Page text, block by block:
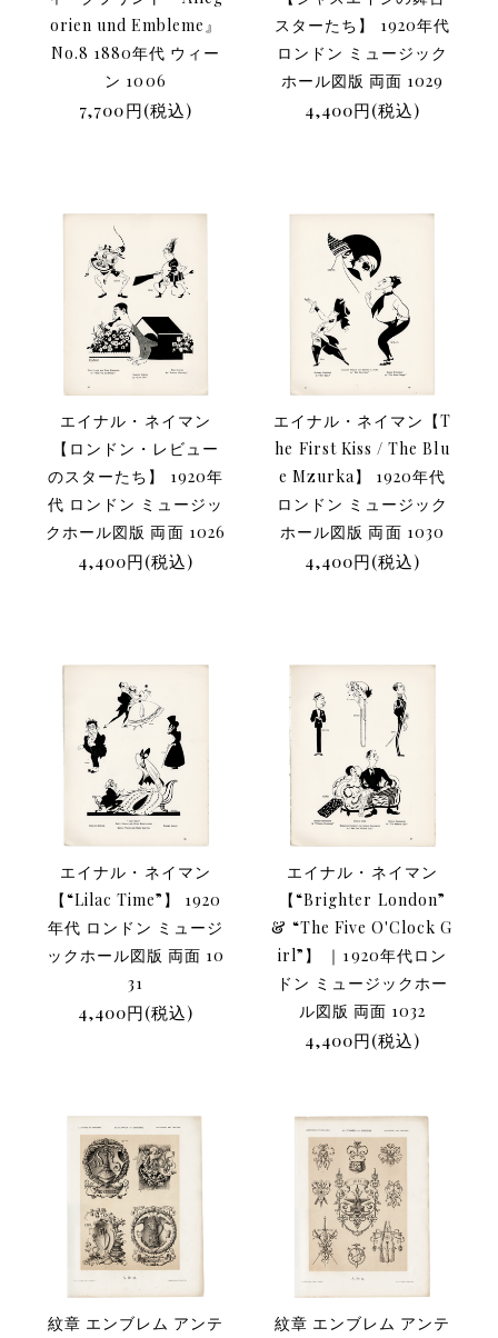
orien und Embleme』
No.8 1880年代 ウィー
ン 1006
7,700円(税込)
スターたち】 1920年代
ロンドン ミュージック
ホール図版 両面 1029
4,400円(税込)
エイナル・ネイマン
【ロンドン・レビュー
のスターたち】 1920年
代 ロンドン ミュージッ
クホール図版 両面 1026
4,400円(税込)
エイナル・ネイマン【T
he First Kiss / The Blu
e Mzurka】 1920年代
ロンドン ミュージック
ホール図版 両面 1030
4,400円(税込)
エイナル・ネイマン
【“Lilac Time”】 1920
年代 ロンドン ミュージ
ックホール図版 両面 10
31
4,400円(税込)
エイナル・ネイマン
【“Brighter London”
& “The Five O'Clock G
irl”】 ｜1920年代ロン
ドン ミュージックホー
ル図版 両面 1032
4,400円(税込)
紋章 エンブレム アンテ
紋章 エンブレム アンテ